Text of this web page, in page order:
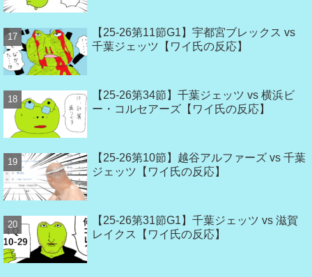
【25-26第11節G1】宇都宮ブレックス vs
千葉ジェッツ【ワイ氏の反応】
【25-26第34節】千葉ジェッツ vs 横浜ビ
ー・コルセアーズ【ワイ氏の反応】
【25-26第10節】越谷アルファーズ vs 千葉
ジェッツ【ワイ氏の反応】
【25-26第31節G1】千葉ジェッツ vs 滋賀
レイクス【ワイ氏の反応】